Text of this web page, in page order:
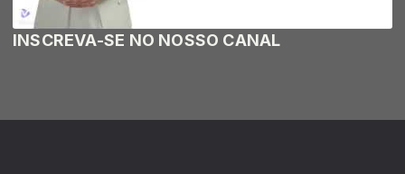
INSCREVA-SE NO NOSSO CANAL